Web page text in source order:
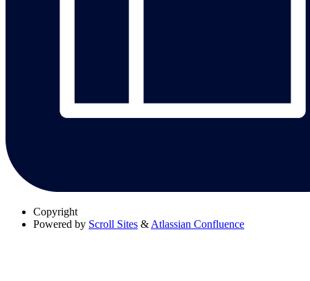
Copyright
Powered by Scroll Sites & Atlassian Confluence